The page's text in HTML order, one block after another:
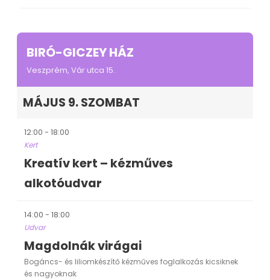
BIRÓ-GICZEY HÁZ
Veszprém, Vár utca 15.
MÁJUS 9. SZOMBAT
12:00 - 18:00
Kert
Kreatív kert – kézműves
alkotóudvar
14:00 - 18:00
Udvar
Magdolnák virágai
Bogáncs- és liliomkészítő kézműves foglalkozás kicsiknek
és nagyoknak